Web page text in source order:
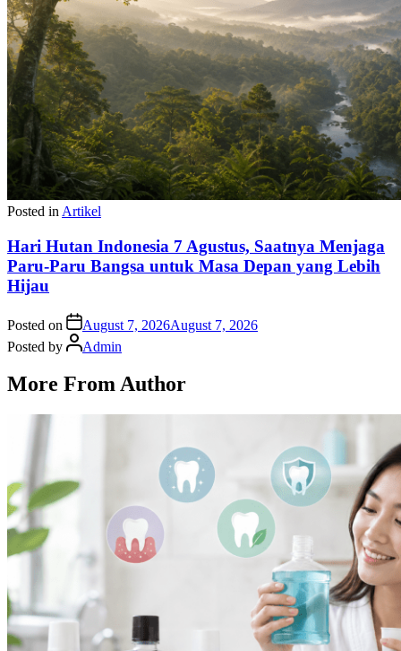
Posted in Artikel
Hari Hutan Indonesia 7 Agustus, Saatnya Menjaga
Paru-Paru Bangsa untuk Masa Depan yang Lebih
Hijau
Posted on August 7, 2026August 7, 2026
Posted by
Admin
More From Author